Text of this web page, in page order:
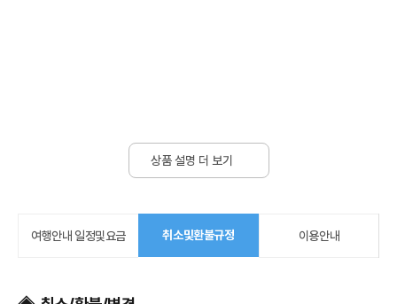
상품 설명 더 보기
여행안내 일정및요금 취소및환불규정 이용안내